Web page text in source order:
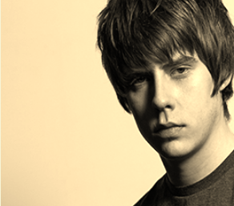
Ven. 09 juin 2017 à 18:30
> 19:20
Goat Girl
Goat Girl - Country Sleaze
Play Next